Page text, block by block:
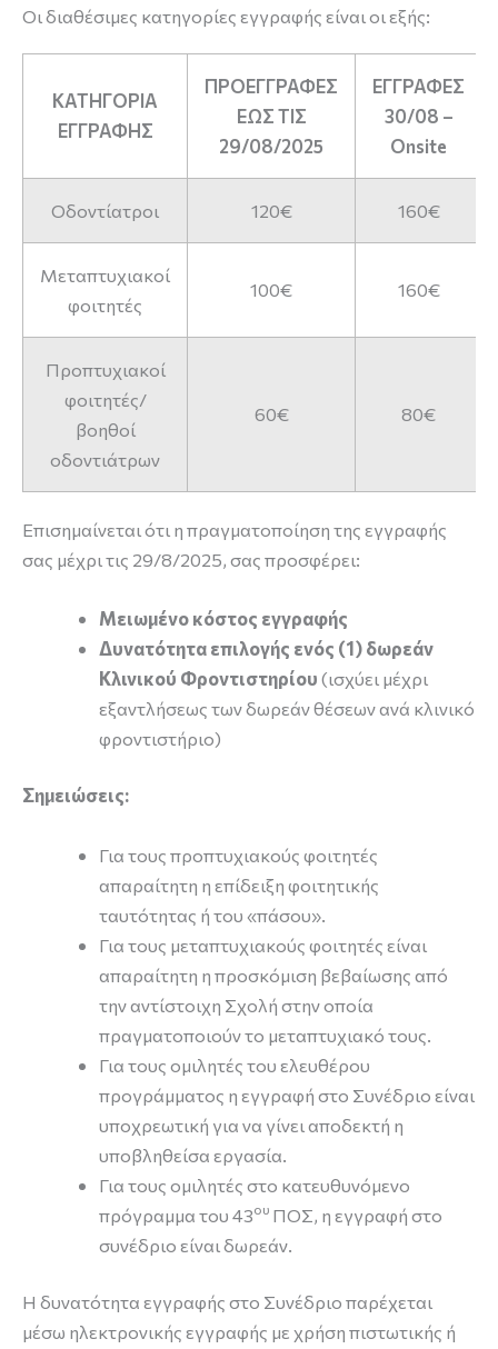
Οι διαθέσιμες κατηγορίες εγγραφής είναι οι εξής:
ΚΑΤΗΓΟΡΙΑ
ΕΓΓΡΑΦΗΣ
ΠΡΟΕΓΓΡΑΦΕΣ
ΕΩΣ ΤΙΣ
29/08/2025
ΕΓΓΡΑΦΕΣ
30/08 –
Onsite
Οδοντίατροι 120€ 160€
Μεταπτυχιακοί
φοιτητές
100€ 160€
Προπτυχιακοί
φοιτητές/
βοηθοί
οδοντιάτρων
60€ 80€
Επισημαίνεται ότι η πραγματοποίηση της εγγραφής
σας μέχρι τις 29/8/2025, σας προσφέρει:
Μειωμένο κόστος εγγραφής
Δυνατότητα επιλογής ενός (1) δωρεάν
Κλινικού Φροντιστηρίου(ισχύει μέχρι
εξαντλήσεως των δωρεάν θέσεων ανά κλινικό
φροντιστήριο)
Σημειώσεις:
Για τους προπτυχιακούς φοιτητές
απαραίτητη η επίδειξη φοιτητικής
ταυτότητας ή του «πάσου».
Για τους μεταπτυχιακούς φοιτητές είναι
απαραίτητη η προσκόμιση βεβαίωσης από
την αντίστοιχη Σχολή στην οποία
πραγματοποιούν το μεταπτυχιακό τους.
Για τους ομιλητές του ελευθέρου
προγράμματος η εγγραφή στο Συνέδριο είναι
υποχρεωτική για να γίνει αποδεκτή η
υποβληθείσα εργασία.
Για τους ομιλητές στο κατευθυνόμενο
πρόγραμμα του 43ου ΠΟΣ, η εγγραφή στο
συνέδριο είναι δωρεάν.
Η δυνατότητα εγγραφής στο Συνέδριο παρέχεται
μέσω ηλεκτρονικής εγγραφής με χρήση πιστωτικής ή